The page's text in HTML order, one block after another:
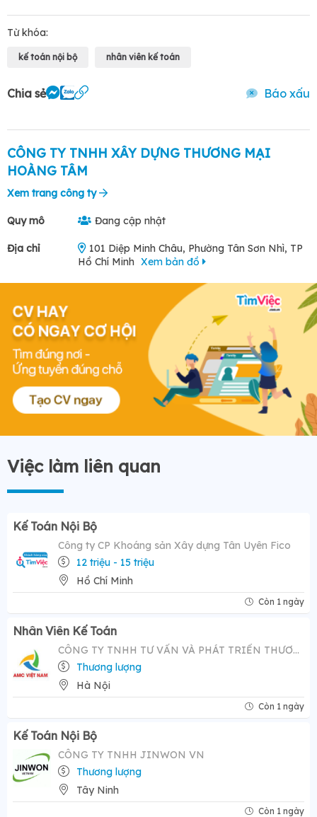
Từ khóa:
kế toán nội bộ nhân viên kế toán
Chia sẻ Báo xấu
CÔNG TY TNHH XÂY DỰNG THƯƠNG MẠI
HOÀNG TÂM
Xem trang công ty
Quy mô Đang cập nhật
Địa chỉ
101 Diệp Minh Châu, Phường Tân Sơn Nhì, TP
Hồ Chí Minh Xem bản đồ
Việc làm liên quan
Kế Toán Nội Bộ
Công ty CP Khoáng sản Xây dựng Tân Uyên Fico
12 triệu - 15 triệu
Hồ Chí Minh
Còn 1 ngày
Nhân Viên Kế Toán
CÔNG TY TNHH TƯ VẤN VÀ PHÁT TRIỂN THƯƠNG HIỆU AMC VIỆT NAM
Thương lượng
Hà Nội
Còn 1 ngày
Kế Toán Nội Bộ
CÔNG TY TNHH JINWON VN
Thương lượng
Tây Ninh
Còn 1 ngày